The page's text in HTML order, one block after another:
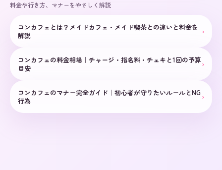
料金や行き方、マナーをやさしく解説
コンカフェとは？メイドカフェ・メイド喫茶との違いと料金を
解説
›
コンカフェの料金相場｜チャージ・指名料・チェキと1回の予算
目安
›
コンカフェのマナー完全ガイド｜初心者が守りたいルールとNG
行為
›